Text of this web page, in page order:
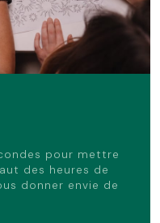
pour mettre
des heures de
donner envie de